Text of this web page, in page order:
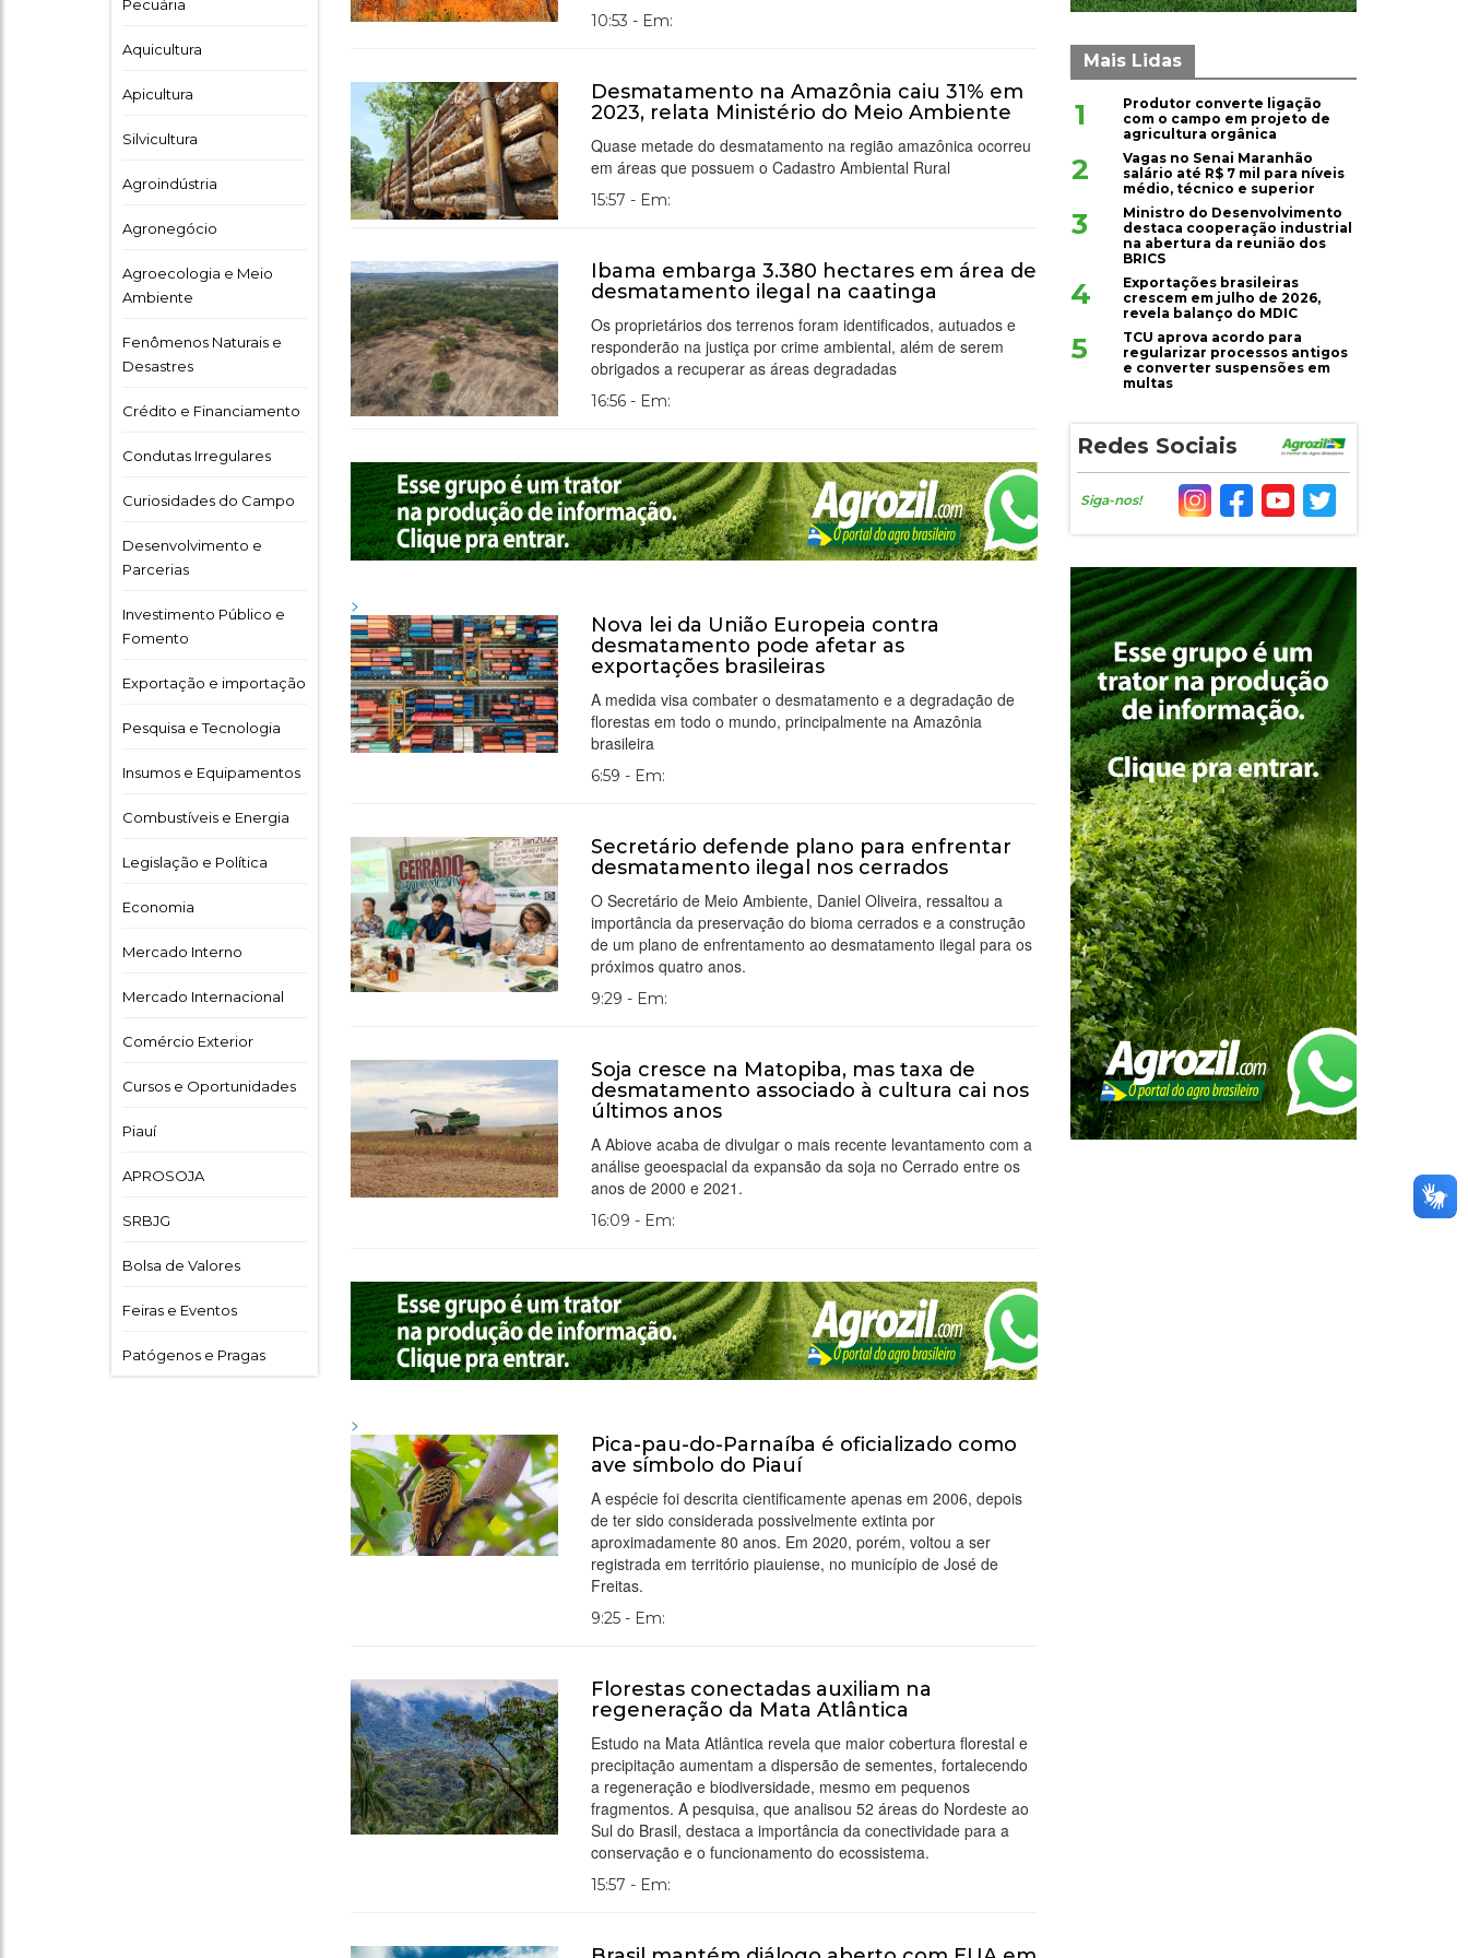
Pecuária
Aquicultura
Apicultura
Silvicultura
Agroindústria
Agronegócio
Agroecologia e Meio
Ambiente
Fenômenos Naturais e
Desastres
Crédito e Financiamento
Condutas Irregulares
Curiosidades do Campo
Desenvolvimento e
Parcerias
Investimento Público e
Fomento
Exportação e importação
Pesquisa e Tecnologia
Insumos e Equipamentos
Combustíveis e Energia
Legislação e Política
Economia
Mercado Interno
Mercado Internacional
Comércio Exterior
Cursos e Oportunidades
Piauí
APROSOJA
SRBJG
Bolsa de Valores
Feiras e Eventos
Patógenos e Pragas
10:53 - Em:
Desmatamento na Amazônia caiu 31% em
2023, relata Ministério do Meio Ambiente
Quase metade do desmatamento na região amazônica ocorreu
em áreas que possuem o Cadastro Ambiental Rural
15:57 - Em:
Ibama embarga 3.380 hectares em área de
desmatamento ilegal na caatinga
Os proprietários dos terrenos foram identificados, autuados e
responderão na justiça por crime ambiental, além de serem
obrigados a recuperar as áreas degradadas
16:56 - Em:
>
Nova lei da União Europeia contra
desmatamento pode afetar as
exportações brasileiras
A medida visa combater o desmatamento e a degradação de
florestas em todo o mundo, principalmente na Amazônia
brasileira
6:59 - Em:
Secretário defende plano para enfrentar
desmatamento ilegal nos cerrados
O Secretário de Meio Ambiente, Daniel Oliveira, ressaltou a
importância da preservação do bioma cerrados e a construção
de um plano de enfrentamento ao desmatamento ilegal para os
próximos quatro anos.
9:29 - Em:
Soja cresce na Matopiba, mas taxa de
desmatamento associado à cultura cai nos
últimos anos
A Abiove acaba de divulgar o mais recente levantamento com a
análise geoespacial da expansão da soja no Cerrado entre os
anos de 2000 e 2021.
16:09 - Em:
>
Pica-pau-do-Parnaíba é oficializado como
ave símbolo do Piauí
A espécie foi descrita cientificamente apenas em 2006, depois
de ter sido considerada possivelmente extinta por
aproximadamente 80 anos. Em 2020, porém, voltou a ser
registrada em território piauiense, no município de José de
Freitas.
9:25 - Em:
Florestas conectadas auxiliam na
regeneração da Mata Atlântica
Estudo na Mata Atlântica revela que maior cobertura florestal e
precipitação aumentam a dispersão de sementes, fortalecendo
a regeneração e biodiversidade, mesmo em pequenos
fragmentos. A pesquisa, que analisou 52 áreas do Nordeste ao
Sul do Brasil, destaca a importância da conectividade para a
conservação e o funcionamento do ecossistema.
15:57 - Em:
Mais Lidas
1
Produtor converte ligação
com o campo em projeto de
agricultura orgânica
2
Vagas no Senai Maranhão
salário até R$ 7 mil para níveis
médio, técnico e superior
3
Ministro do Desenvolvimento
destaca cooperação industrial
na abertura da reunião dos
BRICS
4
Exportações brasileiras
crescem em julho de 2026,
revela balanço do MDIC
5
TCU aprova acordo para
regularizar processos antigos
e converter suspensões em
multas
Redes Sociais
Siga-nos!